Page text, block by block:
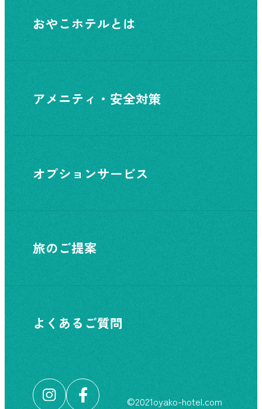
おやこホテルとは
アメニティ・安全対策
オプションサービス
旅のご提案
よくあるご質問
©︎2021oyako-hotel.com